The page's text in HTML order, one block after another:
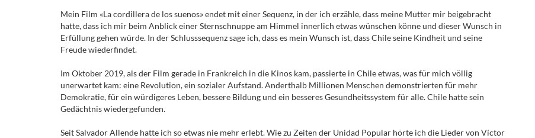
Mein Film «La cordillera de los suenos» endet mit einer Sequenz, in der ich erzähle, dass meine Mutter mir beigebracht
hatte, dass ich mir beim Anblick einer Sternschnuppe am Himmel innerlich etwas wünschen könne und dieser Wunsch in
Erfüllung gehen würde. In der Schlusssequenz sage ich, dass es mein Wunsch ist, dass Chile seine Kindheit und seine
Freude wiederfindet.
Im Oktober 2019, als der Film gerade in Frankreich in die Kinos kam, passierte in Chile etwas, was für mich völlig
unerwartet kam: eine Revolution, ein sozialer Aufstand. Anderthalb Millionen Menschen demonstrierten für mehr
Demokratie, für ein würdigeres Leben, bessere Bildung und ein besseres Gesundheitssystem für alle. Chile hatte sein
Gedächtnis wiedergefunden.
Seit Salvador Allende hatte ich so etwas nie mehr erlebt. Wie zu Zeiten der Unidad Popular hörte ich die Lieder von Víctor